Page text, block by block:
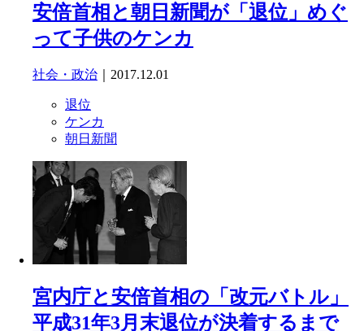
安倍首相と朝日新聞が「退位」めぐ
って子供のケンカ
社会・政治 ｜2017.12.01
退位
ケンカ
朝日新聞
宮内庁と安倍首相の「改元バトル」
平成31年3月末退位が決着するまで